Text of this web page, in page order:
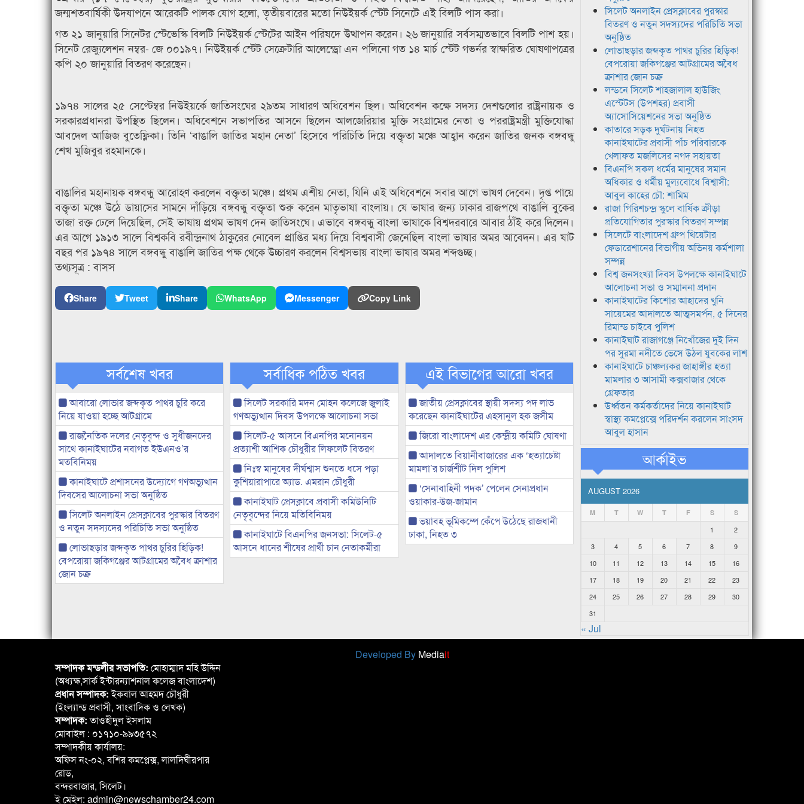
জন্মশতবার্ষিকী উদযাপনে আরেকটি পালক যোগ হলো, তৃতীয়বারের মতো নিউইয়র্ক স্টেট সিনেটে এই বিলটি পাস করা।
গত ২১ জানুয়ারি সিনেটর স্টেভেস্কি বিলটি নিউইয়র্ক স্টেটের আইন পরিষদে উত্থাপন করেন। ২৬ জানুয়ারি সর্বসম্মতভাবে বিলটি পাশ হয়।
সিনেট রেজ্যুলেশন নম্বর- জে ০০১৯৭। নিউইয়র্ক স্টেট সেক্রেটারি আলেন্ড্রো এন পলিনো গত ১৪ মার্চ স্টেট গভর্নর স্বাক্ষরিত ঘোষণাপত্রের
কপি ২০ জানুয়ারি বিতরণ করেছেন।
১৯৭৪ সালের ২৫ সেপ্টেম্বর নিউইয়র্কে জাতিসংঘের ২৯তম সাধারণ অধিবেশন ছিল। অধিবেশন কক্ষে সদস্য দেশগুলোর রাষ্ট্রনায়ক ও
সরকারপ্রধানরা উপস্থিত ছিলেন। অধিবেশনে সভাপতির আসনে ছিলেন আলজেরিয়ার মুক্তি সংগ্রামের নেতা ও পররাষ্ট্রমন্ত্রী মুক্তিযোদ্ধা
আবদেল আজিজ বুতেফ্লিকা। তিনি ‘বাঙালি জাতির মহান নেতা’ হিসেবে পরিচিতি দিয়ে বক্তৃতা মঞ্চে আহ্বান করেন জাতির জনক বঙ্গবন্ধু
শেখ মুজিবুর রহমানকে।
বাঙালির মহানায়ক বঙ্গবন্ধু আরোহণ করলেন বক্তৃতা মঞ্চে। প্রথম এশীয় নেতা, যিনি এই অধিবেশনে সবার আগে ভাষণ দেবেন। দৃপ্ত পায়ে
বক্তৃতা মঞ্চে উঠে ডায়াসের সামনে দাঁড়িয়ে বঙ্গবন্ধু বক্তৃতা শুরু করেন মাতৃভাষা বাংলায়। যে ভাষার জন্য ঢাকার রাজপথে বাঙালি বুকের
তাজা রক্ত ঢেলে দিয়েছিল, সেই ভাষায় প্রথম ভাষণ দেন জাতিসংঘে। এভাবে বঙ্গবন্ধু বাংলা ভাষাকে বিশ্বদরবারে আবার ঠাঁই করে দিলেন।
এর আগে ১৯১৩ সালে বিশ্বকবি রবীন্দ্রনাথ ঠাকুরের নোবেল প্রাপ্তির মধ্য দিয়ে বিশ্ববাসী জেনেছিল বাংলা ভাষার অমর আবেদন। এর ষাট
বছর পর ১৯৭৪ সালে বঙ্গবন্ধু বাঙালি জাতির পক্ষ থেকে উচ্চারণ করলেন বিশ্বসভায় বাংলা ভাষার অমর শব্দগুচ্ছ।
তথ্যসূত্র : বাসস
Share Tweet Share WhatsApp Messenger Copy Link
সর্বশেষ খবর
আবারো লোভার জব্দকৃত পাথর চুরি করে
নিয়ে যাওয়া হচ্ছে আটগ্রামে
রাজনৈতিক দলের নেতৃবৃন্দ ও সুধীজনদের
সাথে কানাইঘাটের নবাগত ইউএনও’র
মতবিনিময়
কানাইঘাটে প্রশাসনের উদ্যোগে গণঅভ্যুত্থান
দিবসের আলোচনা সভা অনুষ্ঠিত
সিলেট অনলাইন প্রেসক্লাবের পুরস্কার বিতরণ
ও নতুন সদস্যদের পরিচিতি সভা অনুষ্ঠিত
লোভাছড়ার জব্দকৃত পাথর চুরির হিড়িক!
বেপরোয়া জকিগঞ্জের আটগ্রামের অবৈধ ক্রাশার
জোন চক্র
সর্বাধিক পঠিত খবর
সিলেট সরকারি মদন মোহন কলেজে জুলাই
গণঅভ্যুত্থান দিবস উপলক্ষে আলোচনা সভা
সিলেট-৫ আসনে বিএনপির মনোনয়ন
প্রত্যাশী আশিক চৌধুরীর লিফলেট বিতরণ
নিঃস্ব মানুষের দীর্ঘশ্বাস শুনতে ধসে পড়া
কুশিয়ারাপারে অ্যাড. এমরান চৌধুরী
কানাইঘাট প্রেসক্লাবে প্রবাসী কমিউনিটি
নেতৃবৃন্দের নিয়ে মতিবিনিময়
কানাইঘাটে বিএনপির জনসভা: সিলেট-৫
আসনে ধানের শীষের প্রার্থী চান নেতাকর্মীরা
এই বিভাগের আরো খবর
জাতীয় প্রেসক্লাবের স্থায়ী সদস্য পদ লাভ
করেছেন কানাইঘাটের এহসানুল হক জসীম
জিরো বাংলাদেশ এর কেন্দ্রীয় কমিটি ঘোষণা
আদালতে বিয়ানীবাজারের এক ‘হত্যাচেষ্টা
মামলা’র চার্জশীট দিল পুলিশ
‘সেনাবাহিনী পদক’ পেলেন সেনাপ্রধান
ওয়াকার-উজ-জামান
ভয়াবহ ভূমিকম্পে কেঁপে উঠেছে রাজধানী
ঢাকা, নিহত ৩
সিলেট অনলাইন প্রেসক্লাবের পুরস্কার
বিতরণ ও নতুন সদস্যদের পরিচিতি সভা
অনুষ্ঠিত
লোভাছড়ার জব্দকৃত পাথর চুরির হিড়িক!
বেপরোয়া জকিগঞ্জের আটগ্রামের অবৈধ
ক্রাশার জোন চক্র
লন্ডনে সিলেট শাহজালাল হাউজিং
এস্টেটস (উপশহর) প্রবাসী
অ্যাসোসিয়েশনের সভা অনুষ্ঠিত
কাতারে সড়ক দুর্ঘটনায় নিহত
কানাইঘাটের প্রবাসী পাঁচ পরিবারকে
খেলাফত মজলিসের নগদ সহায়তা
বিএনপি সকল ধর্মের মানুষের সমান
অধিকার ও ধর্মীয় মুল্যবোধে বিশ্বাসী:
আবুল কাহের চৌ: শামিম
রাজা গিরিশচন্দ্র স্কুলে বার্ষিক ক্রীড়া
প্রতিযোগিতার পুরস্কার বিতরণ সম্পন্ন
সিলেটে বাংলাদেশ গ্রুপ থিয়েটার
ফেডারেশানের বিভাগীয় অভিনয় কর্মশালা
সম্পন্ন
বিশ্ব জনসংখ্যা দিবস উপলক্ষে কানাইঘাটে
আলোচনা সভা ও সম্মাননা প্রদান
কানাইঘাটের কিশোর আহাদের খুনি
সায়েমের আদালতে আত্মসমর্পন, ৫ দিনের
রিমান্ড চাইবে পুলিশ
কানাইঘাট রাজাগঞ্জে নিখোঁজের দুই দিন
পর সুরমা নদীতে ভেসে উঠল যুবকের লাশ
কানাইঘাটে চাঞ্চল্যকর জাহাঙ্গীর হত্যা
মামলার ৩ আসামী কক্সবাজার থেকে
গ্রেফতার
উর্ধ্বতন কর্মকর্তাদের নিয়ে কানাইঘাট
স্বাস্থ্য কমপ্লেক্সে পরিদর্শন করলেন সাংসদ
আবুল হাসান
আর্কাইভ
AUGUST 2026
M T W T F S S
1
2
3
4 5 6 7 8
9
10
11 12 13 14 15
16
17
18 19 20 21 22
23
24
25 26 27 28 29
30
31
« Jul
Developed By Mediait
সম্পাদক মন্ডলীর সভাপতি: মোহাম্মাদ মহি উদ্দিন
(অধ্যক্ষ,সার্ক ইন্টারন্যাশনাল কলেজ বাংলাদেশ)
প্রধান সম্পাদক:ইকবাল আহমদ চৌধুরী
(ইংল্যান্ড প্রবাসী, সাংবাদিক ও লেখক)
সম্পাদক:তাওহীদুল ইসলাম
মোবাইল : ০১৭১০-৯৯৩৫৭২
সম্পাদকীয় কার্যালয়:
অফিস নং-০২, বশির কমপ্লেক্স, লালদিঘীরপার
রোড,
বন্দরবাজার, সিলেট।
ই মেইল: admin@newschamber24.com